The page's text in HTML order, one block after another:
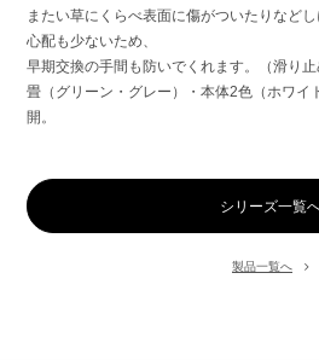
またい草にくらべ表面に傷がついたりなど
心配も少ないため、
早期交換の手間も防いでくれます。（滑り止
畳（グリーン・グレー）・本体2色（ホワイ
開。
シリーズ一覧
製品一覧へ